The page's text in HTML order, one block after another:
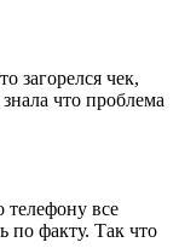
загорелся чек,
что проблема
все
по факту. Так что